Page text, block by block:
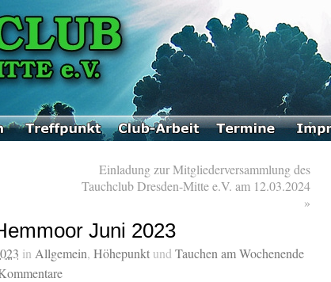
Einladung zur Mitgliederversammlung des
Tauchclub Dresden-Mitte e.V. am 12.03.2024
»
Juni 2023
in Allgemein, Höhepunkt und Tauchen am Wochenende